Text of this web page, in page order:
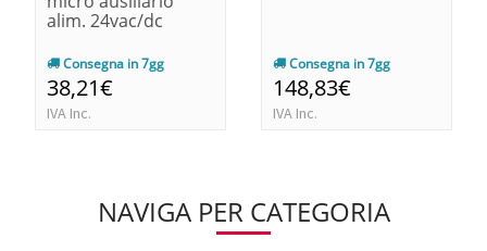
alim. 24vac/dc
Consegna in 7gg
38,21€
IVA Inc.
Consegna in 7gg
148,83€
IVA Inc.
NAVIGA PER CATEGORIA